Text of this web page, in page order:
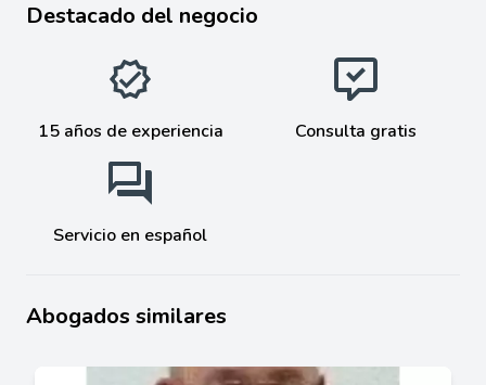
Destacado del negocio
15 años de experiencia Consulta gratis
Servicio en español
Abogados similares